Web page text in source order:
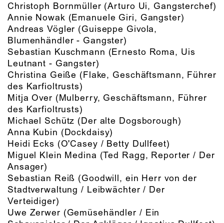
Christoph Bornmüller (Arturo Ui, Gangsterchef)
Annie Nowak (Emanuele Giri, Gangster)
Andreas Vögler (Guiseppe Givola,
Blumenhändler - Gangster)
Sebastian Kuschmann (Ernesto Roma, Uis
Leutnant - Gangster)
Christina Geiße (Flake, Geschäftsmann, Führer
des Karfioltrusts)
Mitja Over (Mulberry, Geschäftsmann, Führer
des Karfioltrusts)
Michael Schütz (Der alte Dogsborough)
Anna Kubin (Dockdaisy)
Heidi Ecks (O'Casey / Betty Dullfeet)
Miguel Klein Medina (Ted Ragg, Reporter / Der
Ansager)
Sebastian Reiß (Goodwill, ein Herr von der
Stadtverwaltung / Leibwächter / Der
Verteidiger)
Uwe Zerwer (Gemüsehändler / Ein